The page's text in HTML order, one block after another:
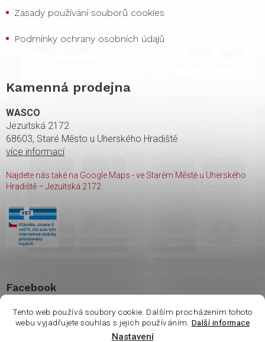
Tento web používá soubory cookie. Dalším procházením tohoto
webu vyjadřujete souhlas s jejich používáním. Další informace
Nastavení
Vážení zákazníci. Ve
Zásady používání souborů cookies
Podmínky ochrany osobních údajů
Kamenná prodejna
WASCO
Jezuitská 2172
68603, Staré Město u Uherského Hradiště
více informací
Najdete nás také na Google Maps - ve Starém Městě u Uherského
Hradiště – Jezuitská 2172.
Facebook